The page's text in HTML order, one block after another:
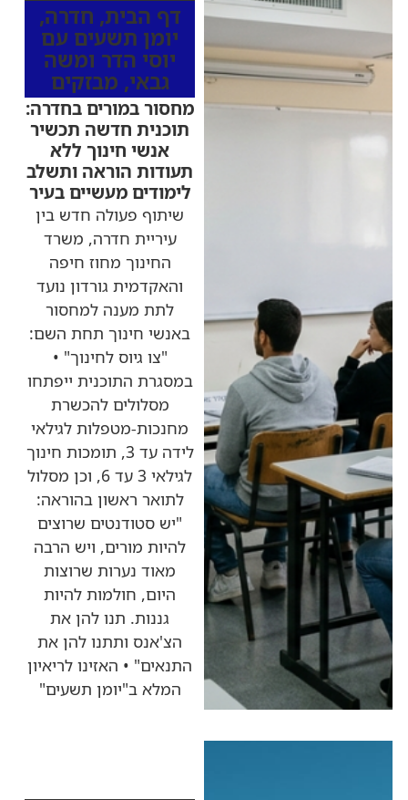
דף הבית, חדרה,
יומן תשעים עם
יוסי הדר ומשה
גבאי, מבזקים
מחסור במורים בחדרה:
תוכנית חדשה תכשיר
אנשי חינוך ללא
תעודות הוראה ותשלב
לימודים מעשיים בעיר
שיתוף פעולה חדש בין
עיריית חדרה, משרד
החינוך מחוז חיפה
והאקדמית גורדון נועד
לתת מענה למחסור
באנשי חינוך תחת השם:
"צו גיוס לחינוך" •
במסגרת התוכנית ייפתחו
מסלולים להכשרת
מחנכות-מטפלות לגילאי
לידה עד 3, תומכות חינוך
לגילאי 3 עד 6, וכן מסלול
לתואר ראשון בהוראה:
"יש סטודנטים שרוצים
להיות מורים, ויש הרבה
מאוד נערות שרוצות
היום, חולמות להיות
גננות. תנו להן את
הצ'אנס ותתנו להן את
התנאים" • האזינו לריאיון
המלא ב"יומן תשעים"